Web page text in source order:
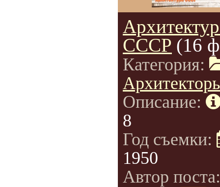
СССР (16
Категория:
Описание:
8
Год съемки:
1950
Автор